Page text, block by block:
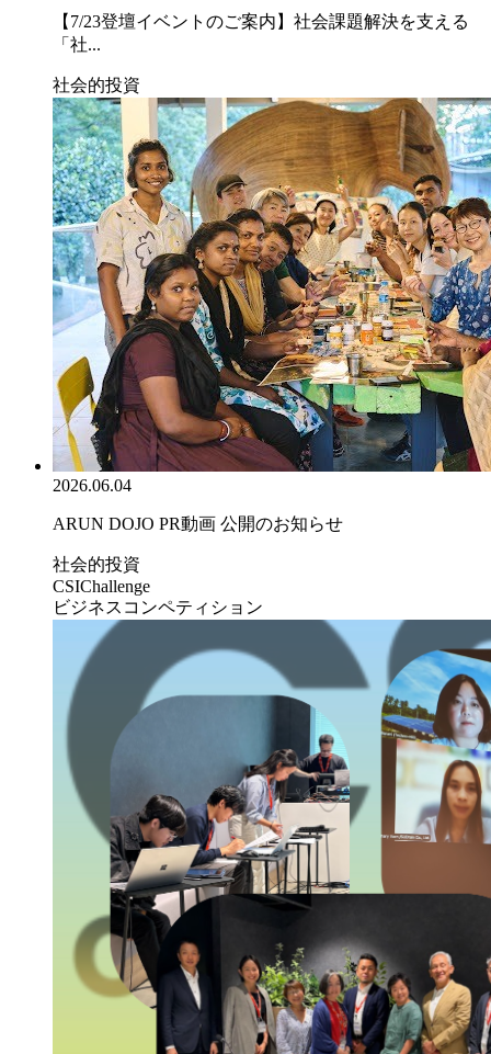
【7/23登壇イベントのご案内】社会課題解決を支える
「社...
社会的投資
2026.06.04
ARUN DOJO PR動画 公開のお知らせ
社会的投資
CSIChallenge
ビジネスコンペティション